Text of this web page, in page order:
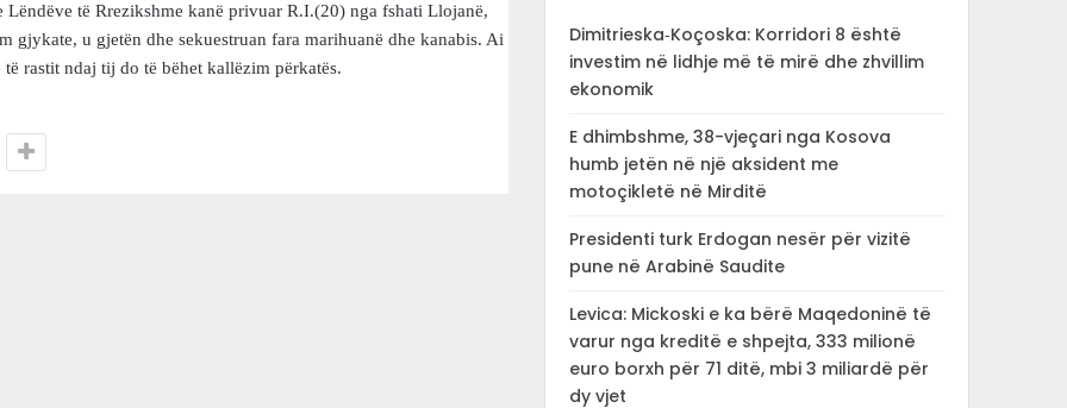
të Rrezikshme kanë privuar R.I.(20) nga fshati Llojanë,
u gjetën dhe sekuestruan fara marihuanë dhe kanabis. Ai
rastit ndaj tij do të bëhet kallëzim përkatës.
Dimitrieska‑Koçoska: Korridori 8 është
investim në lidhje më të mirë dhe zhvillim
ekonomik
E dhimbshme, 38-vjeçari nga Kosova
humb jetën në një aksident me
motoçikletë në Mirditë
Presidenti turk Erdogan nesër për vizitë
pune në Arabinë Saudite
Levica: Mickoski e ka bërë Maqedoninë të
varur nga kreditë e shpejta, 333 milionë
euro borxh për 71 ditë, mbi 3 miliardë për
dy vjet